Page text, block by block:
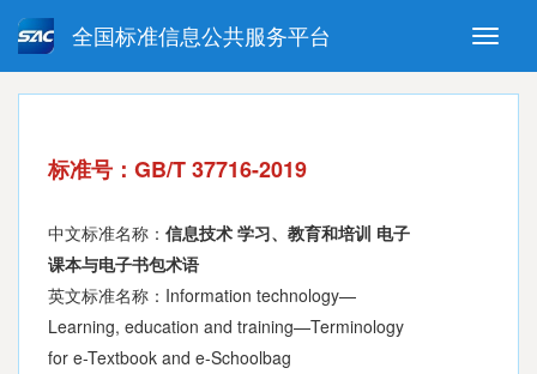
Toggle
全国标准信息公共服务平台
强制性国家标准 推荐性国家标准
指导性技术文件 (National standards in foreign
标准号：GB/T 37716-2019
中文标准名称： 信息技术 学习、教育和培训 电子
课本与电子书包术语
英文标准名称：Information technology—
Learning, education and training—Terminology
for e-Textbook and e-Schoolbag